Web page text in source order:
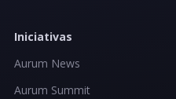
Iniciativas
Aurum News
Aurum Summit